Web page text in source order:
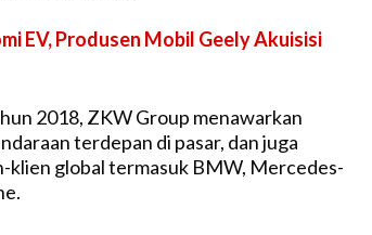
t
EV, Produsen Mobil Geely Akuisisi
2018, ZKW Group menawarkan
terdepan di pasar, dan juga
klien global termasuk BMW, Mercedes-